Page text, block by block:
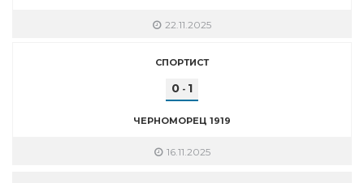
22.11.2025
СПОРТИСТ
0 - 1
ЧЕРНОМОРЕЦ 1919
16.11.2025